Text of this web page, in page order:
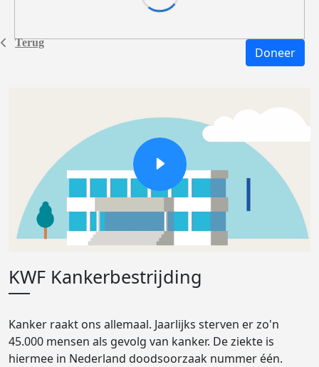
Terug
Doneer
KWF Kankerbestrijding
Kanker raakt ons allemaal. Jaarlijks sterven er zo'n
45.000 mensen als gevolg van kanker. De ziekte is
hiermee in Nederland doodsoorzaak nummer één.